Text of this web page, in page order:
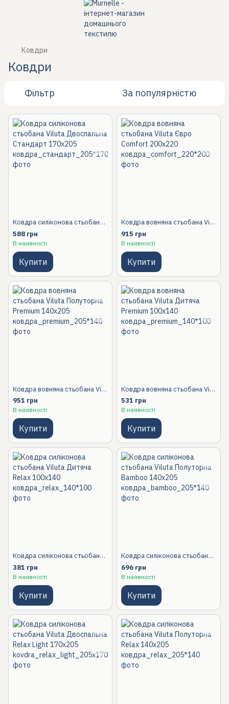
Ковдри
Ковдри
Фільтр За популярністю
Ковдра силіконова стьобана Viluta Двоспальна Стандарт 170х205, 170x205 Двоспальний
588 грн
В наявності
Купити
Ковдра вовняна стьобана Viluta Євро Comfort 200х220
915 грн
В наявності
Купити
Ковдра вовняна стьобана Viluta Полуторна Premium 140х205
951 грн
В наявності
Купити
Ковдра вовняна стьобана Viluta Дитяча Premium 100х140, 100x140 Дитячий
531 грн
В наявності
Купити
Ковдра силіконова стьобана Viluta Дитяча Relax 100х140, 100x140 Дитячий
381 грн
В наявності
Купити
Ковдра силіконова стьобана Viluta Полуторна Bamboo 140х205
696 грн
В наявності
Купити